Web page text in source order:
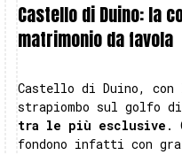
Castello di Duino: la
matrimonio da favola
Castello di Duino, con
strapiombo sul golfo
tra le più esclusive .
fondono infatti con